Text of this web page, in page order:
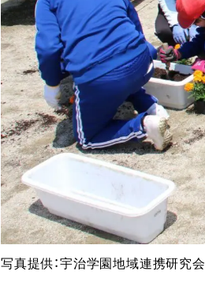
写真提供：宇治学園地域連携研究会